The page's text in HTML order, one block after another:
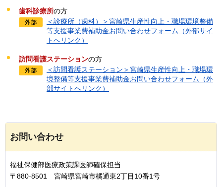
歯科診療所の方
＜診療所（歯科）＞宮崎県生産性向上・職場環境整備
等支援事業費補助金お問い合わせフォーム（外部サイ
トへリンク）
訪問看護ステーションの方
＜訪問看護ステーション＞宮崎県生産性向上・職場環
境整備等支援事業費補助金お問い合わせフォーム（外
部サイトへリンク）
お問い合わせ
福祉保健部医療政策課医師確保担当
〒880-8501 宮崎県宮崎市橘通東2丁目10番1号